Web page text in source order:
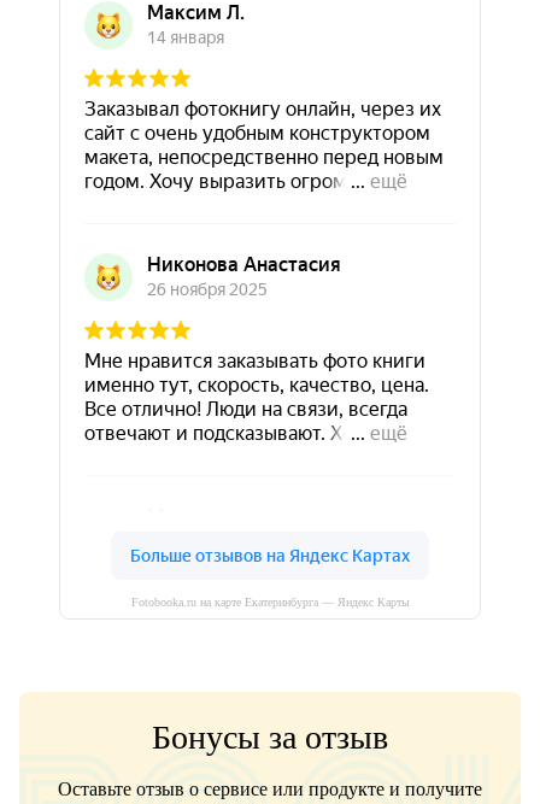
Fotobooka.ru на карте Екатеринбурга — Яндекс Карты
Бонусы за отзыв
Оставьте отзыв о сервисе или продукте и получите